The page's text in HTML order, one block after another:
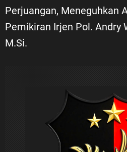
i
g
Perjuangan, Meneguhkan
Pemikiran Irjen Pol. Andry
M.Si.